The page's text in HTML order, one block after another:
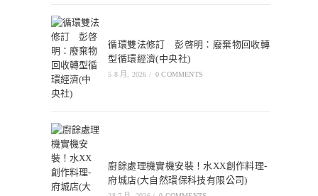
循環雙法修訂 彭啓明：廢棄物回收轉
型循環經濟(中央社)
5 8 月, 2026 / 0 COMMENTS
廚餘處理機實機安裝！水XX創作料理-
府城店(大自然環保科技有限公司)